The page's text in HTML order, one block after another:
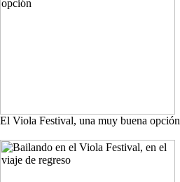
El Viola Festival, una muy buena opción